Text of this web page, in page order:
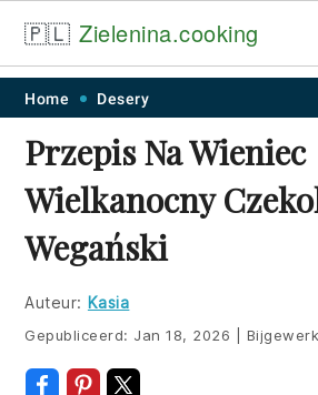
Skip
primary
navigation
Skip
main
content
Skip
primary
sidebar
Skip
footer
🇵🇱 Zielenina.cooking
Home Desery
Przepis Na Wieniec
Wielkanocny
Wegański
Auteur: Kasia
Gepubliceerd: Jan 18, 2026